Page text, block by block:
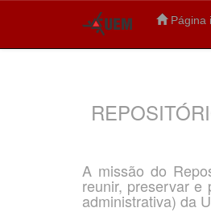
Página
A missão do
reunir, preservar e
administrativa) da